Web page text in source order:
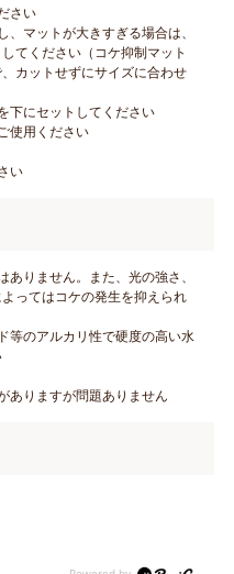
さい
マットが大きすぎる場合は、
てください（コケ抑制マット
カットせずにサイズに合わせ
下にセットしてください
使用ください
い
りません。また、光の強さ、
ってはコケの発生を抑えられ
等のアルカリ性で硬度の高い水
ありますが問題ありません